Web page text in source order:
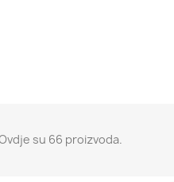
su 66 proizvoda.